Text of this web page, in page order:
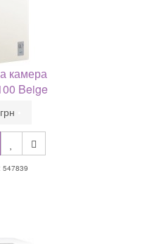
камера
Beige
547839